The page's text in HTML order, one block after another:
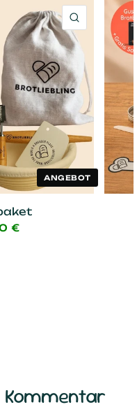
ANGEBOT
€
Kommentar